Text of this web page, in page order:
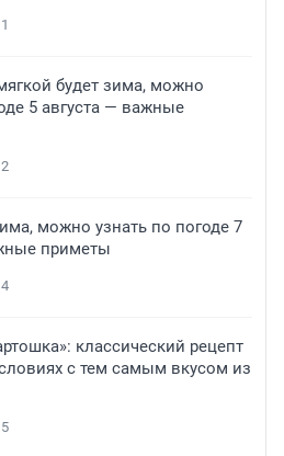
будет зима, можно
5 августа — важные
можно узнать по погоде 7
приметы
классический рецепт
с тем самым вкусом из